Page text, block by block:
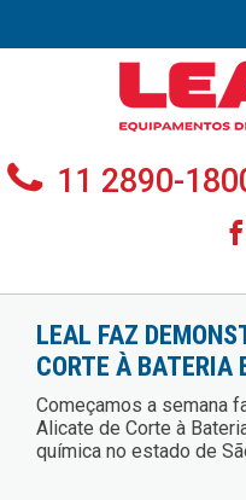
11 2890-
LEAL FAZ
CORTE À BATERIA
Começamos a semana
Alicate de Corte à
química no estado de